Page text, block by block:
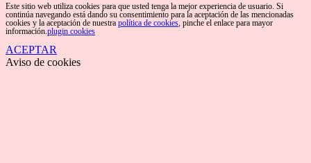
Este sitio web utiliza cookies para que usted tenga la mejor experiencia de usuario. Si
continúa navegando está dando su consentimiento para la aceptación de las mencionadas
cookies y la aceptación de nuestra política de cookies , pinche el enlace para mayor
información. plugin cookies
ACEPTAR
Aviso de cookies